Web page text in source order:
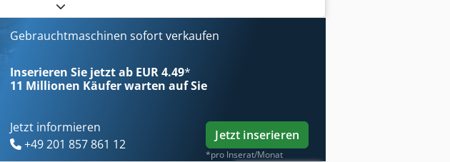
Gebrauchtmaschinen sofort verkaufen
Inserieren Sie jetzt ab EUR 4.49*
11 Millionen Käufer warten auf Sie
Jetzt informieren
+49 201 857 861 12
Jetzt inserieren
*pro Inserat/Monat